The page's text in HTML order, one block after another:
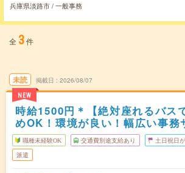
兵庫県淡路市 / 一般事務
全 3件
未読
NEW
掲載日 2026/08/07
時給1500円＊【絶対座れるバス
めOK！環境が良い！幅広い事務
職種未経験OK 交通費別途支給あり 土日祝日
派遣